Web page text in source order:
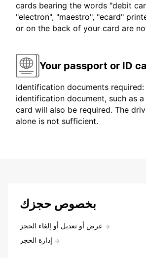
cards bearing the words "debit
"electron", "maestro", "ecard"
or on the back of your card are
Your passport or ID
Identification documents
identification document, such as
card will also be required. The
alone is not sufficient.
بخصوص حجزك
عرض أو تعديل أو إلغاء الحجز
إدارة الحجز